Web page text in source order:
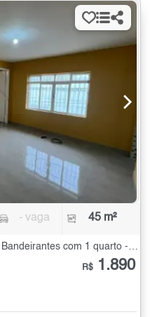
- vaga 45 m²
Apartamento para Alugar na Vila Bandeirantes com 1 quarto - 45 m²
R$ 1.890